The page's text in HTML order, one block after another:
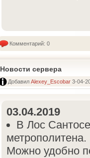
Комментарий: 0
Новости сервера
Добавил Alexey_Escobar 3-04-
03.04.2019
В Лос
метрополитена.
Можно удобно